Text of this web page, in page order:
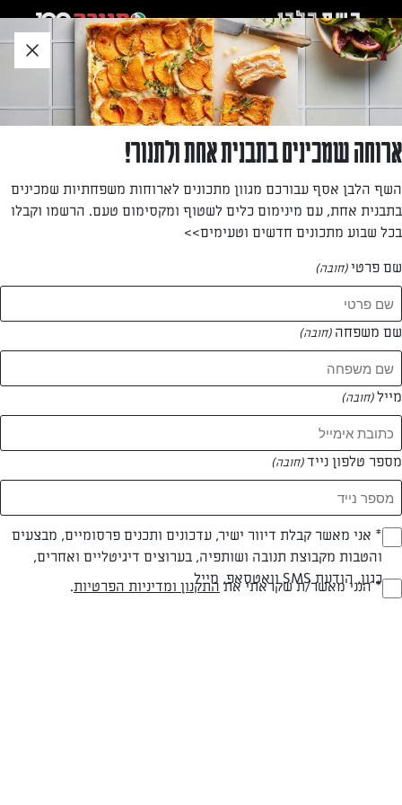
לאזור
תוכן
תחתון
רבקה לב
—
המתכונים של רבקה לב
0 מתכונים
המאמרים של רבקה לב
0 מאמרים
ארוחה שמכינים בתבנית אחת ולתנור!
השף הלבן אסף עבורכם מגוון מתכונים לארוחות משפחתיות שמכינים
בתבנית אחת, עם מינימום כלים לשטוף ומקסימום טעם. הרשמו וקבלו
בכל שבוע מתכונים חדשים וטעימים>>
שם פרטי(חובה)
שם משפחה (חובה)
מייל(חובה)
מספר טלפון נייד(חובה)
(חובה)* אני מאשר קבלת דיוור ישיר, עדכונים ותכנים פרסומיים, מבצעים
והטבות מקבוצת תנובה ושותפיה, בערוצים דיגיטליים ואחרים,
כגון, הודעת SMS וואטסאפ, מייל(חובה)* הנני מאשר/ת שקראתי את התקנון ומדיניות הפרטיות.